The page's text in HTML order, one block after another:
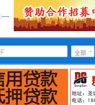
全部